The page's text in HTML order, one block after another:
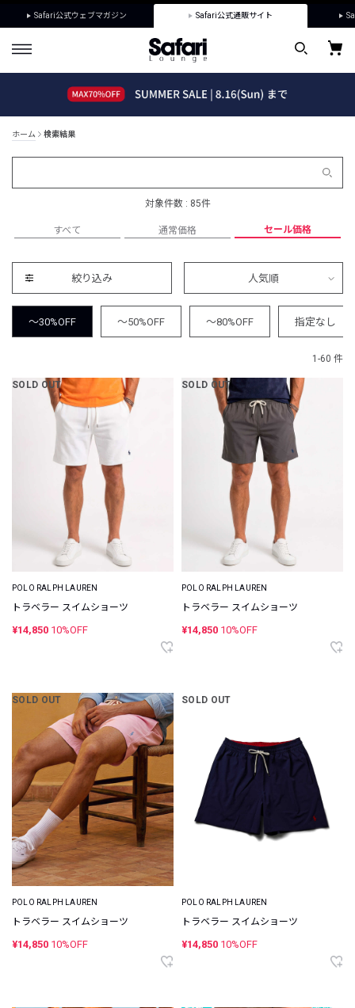
Safari公式ウェブマガジン Safari公式通販サイト
ホーム 検索結果
対象件数 : 85件
すべて 通常価格 セール価格
絞り込み 人気順
～30%OFF ～50%OFF ～80%OFF 指定なし
1-60 件
SOLD OUT
POLO RALPH LAUREN
トラベラー スイムショーツ
¥14,850 10%OFF
SOLD OUT
POLO RALPH LAUREN
トラベラー スイムショーツ
¥14,850 10%OFF
SOLD OUT
POLO RALPH LAUREN
トラベラー スイムショーツ
¥14,850 10%OFF
SOLD OUT
POLO RALPH LAUREN
トラベラー スイムショーツ
¥14,850 10%OFF